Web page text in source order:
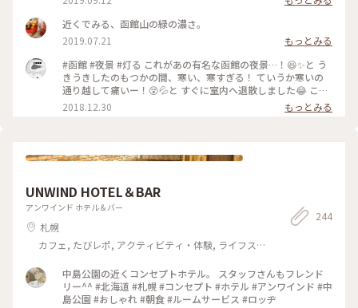
町教会 #ガラスの反射は許してちょ
近くでみる、函館山の緑の濃さ。
2019.07.21
もっとみる
#函館 #夜景 #灯る これがあの有名な函館の夜景…！😆✨と う
きうきしたのもつかの間、寒い、寒すぎる！ ていうか寒いの
通り越して痛いー！😵💦と すぐに室内へ退散しました😂 この
写真を撮ったのが16時45分でしたが、 沖縄に住んでると17時
前に陽が沈むなんて 考えられないことで、日没の早さにも 驚
2018.12.30 もっとみる
UNWIND HOTEL＆BAR
アンワインド ホテル＆バー
札幌
カフェ, たびレポ, アクティビティ・体験, ライフスタ
244
中島公園の近くコンセプトホテル。 スタッフさんもフレンド
リー^^ #北海道 #札幌 #コンセプト #ホテル #アンワインド #中
島公園 #おしゃれ #朝食 #ルームサービス #ロッヂ